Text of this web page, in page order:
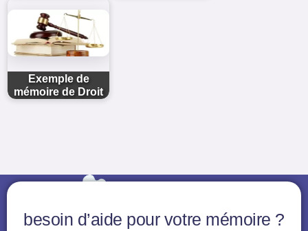
Exemple de
mémoire de Droit
besoin d’aide pour votre mémoire ?